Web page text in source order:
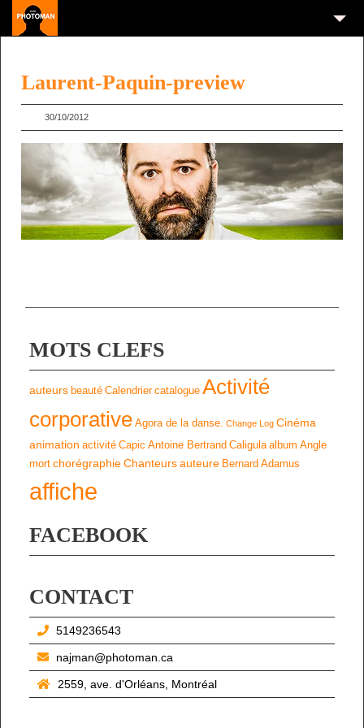
Laurent-Paquin-preview
30/10/2012
MOTS CLEFS
auteurs beauté Calendrier catalogue Activité
corporative Agora de la danse. Change Log Cinéma
animation activité Capic Antoine Bertrand Caligula album Angle
mort chorégraphieChanteursauteure Bernard Adamus
affiche
FACEBOOK
CONTACT
5149236543
najman@photoman.ca
2559, ave. d'Orléans, Montréal